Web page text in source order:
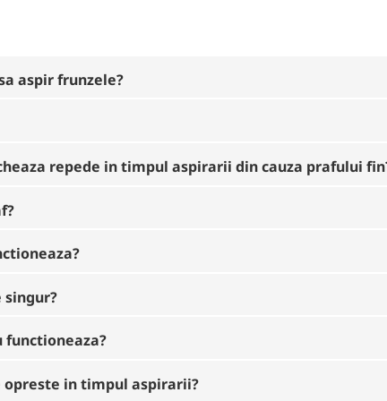
aspir frunzele?
repede in timpul aspirarii din cauza prafului
singur?
functioneaza?
opreste in timpul aspirarii?